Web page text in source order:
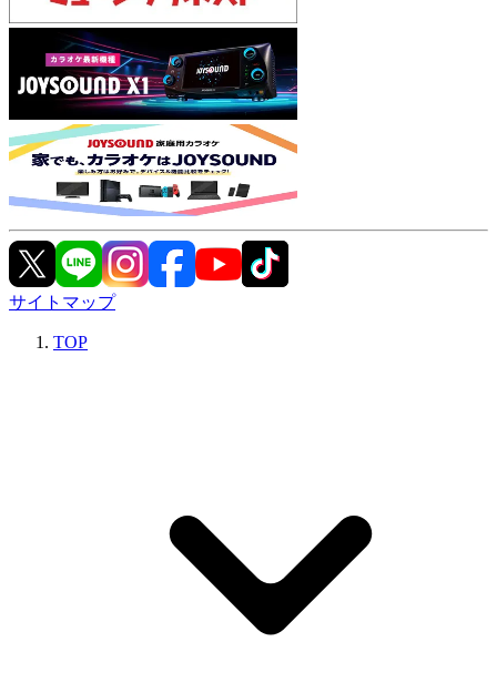
サイトマップ
TOP